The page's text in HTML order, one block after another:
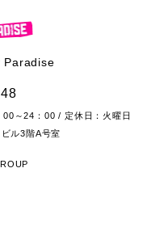
Paradise
～24：00 / 定休日：火曜日
ル3階A号室